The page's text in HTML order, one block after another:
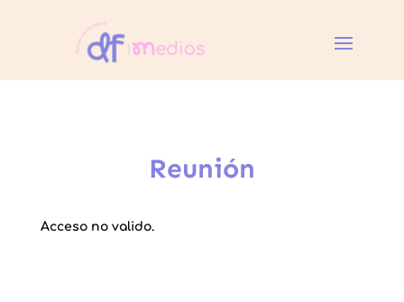
Reunión
Acceso no valido.